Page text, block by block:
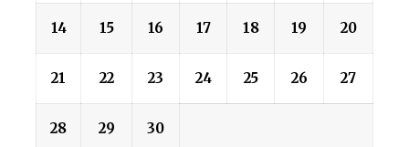
14 15 16 17 18 19 20
21 22 23 24 25 26 27
28 29 30